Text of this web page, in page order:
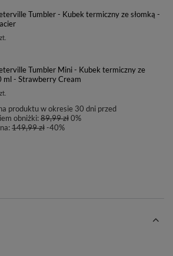
Tumbler - Kubek termiczny ze słomką -
Tumbler Mini - Kubek termiczny ze
ml - Strawberry Cream
produktu w okresie 30 dni przed
obniżki:89,99 zł0%
149,99 zł-40%